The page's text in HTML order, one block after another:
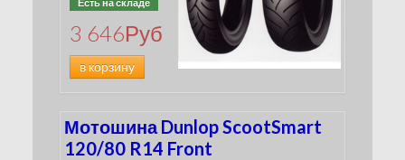
3 646Руб
в корзину
Мотошина Dunlop ScootSmart
120/80 R14 Front